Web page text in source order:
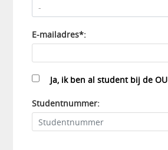
E-mailadres*:
Ja, ik ben al student bij de OU
Studentnummer: